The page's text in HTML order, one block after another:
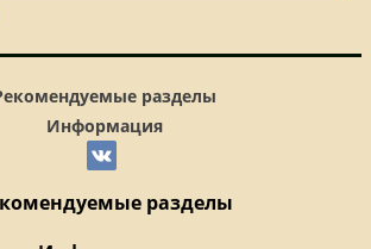
разделы
Информация
разделы